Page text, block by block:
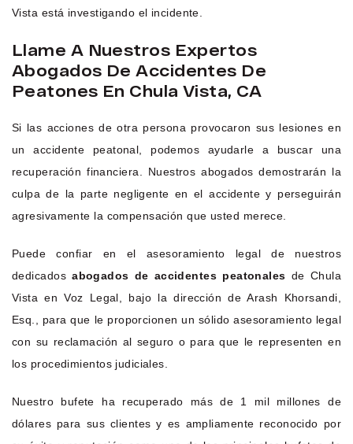
Vista está investigando el incidente.
Llame A Nuestros Expertos
Abogados De Accidentes De
Peatones En Chula Vista, CA
Si las acciones de otra persona provocaron sus lesiones en
un accidente peatonal, podemos ayudarle a buscar una
recuperación financiera. Nuestros abogados demostrarán la
culpa de la parte negligente en el accidente y perseguirán
agresivamente la compensación que usted merece.
Puede confiar en el asesoramiento legal de nuestros
dedicadosabogados de accidentes peatonales de Chula
Vista en Voz Legal, bajo la dirección de Arash Khorsandi,
Esq., para que le proporcionen un sólido asesoramiento legal
con su reclamación al seguro o para que le representen en
los procedimientos judiciales.
Nuestro bufete ha recuperado más de 1 mil millones de
dólares para sus clientes y es ampliamente reconocido por